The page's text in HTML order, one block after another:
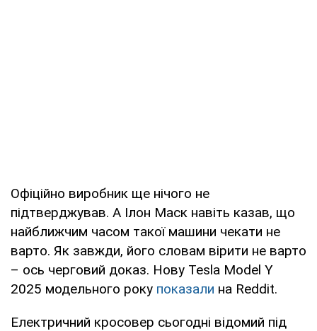
Офіційно виробник ще нічого не
підтверджував. А Ілон Маск навіть казав, що
найближчим часом такої машини чекати не
варто. Як завжди, його словам вірити не варто
– ось черговий доказ. Нову Tesla Model Y
2025 модельного року показали на Reddit.
Електричний кросовер сьогодні відомий під